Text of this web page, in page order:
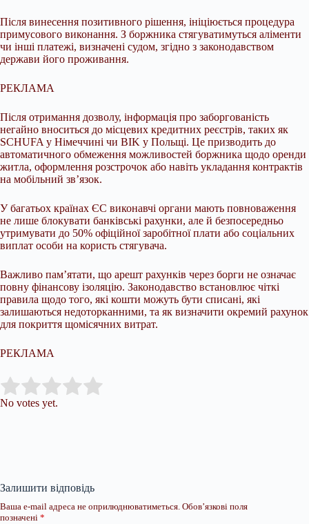
Після винесення позитивного рішення, ініціюється процедура
примусового виконання. З боржника стягуватимуться аліменти
чи інші платежі, визначені судом, згідно з законодавством
держави його проживання.
РЕКЛАМА
Після отримання дозволу, інформація про заборгованість
негайно вноситься до місцевих кредитних реєстрів, таких як
SCHUFA у Німеччині чи BIK у Польщі. Це призводить до
автоматичного обмеження можливостей боржника щодо оренди
житла, оформлення розстрочок або навіть укладання контрактів
на мобільний зв’язок.
У багатьох країнах ЄС виконавчі органи мають повноваження
не лише блокувати банківські рахунки, але й безпосередньо
утримувати до 50% офіційної заробітної плати або соціальних
виплат особи на користь стягувача.
Важливо пам’ятати, що арешт рахунків через борги не означає
повну фінансову ізоляцію. Законодавство встановлює чіткі
правила щодо того, які кошти можуть бути списані, які
залишаються недоторканними, та як визначити окремий рахунок
для покриття щомісячних витрат.
РЕКЛАМА
Rate this item:
No votes yet.
Залишити відповідь
Ваша e-mail адреса не оприлюднюватиметься. Обов’язкові поля
позначені *